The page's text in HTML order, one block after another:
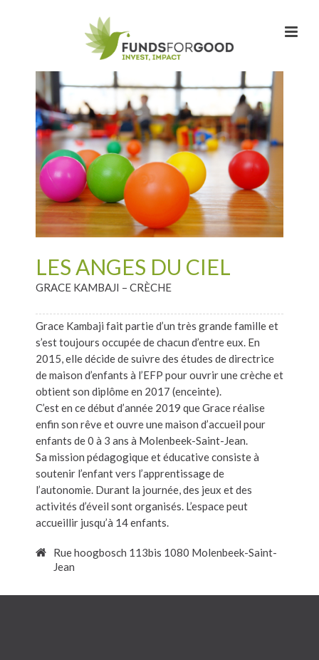
LES ANGES DU CIEL
GRACE KAMBAJI – CRÈCHE
Grace Kambaji fait partie d’un très grande famille et
s’est toujours occupée de chacun d’entre eux. En
2015, elle décide de suivre des études de directrice
de maison d’enfants à l’EFP pour ouvrir une crèche et
obtient son diplôme en 2017 (enceinte).
C’est en ce début d’année 2019 que Grace réalise
enfin son rêve et ouvre une maison d’accueil pour
enfants de 0 à 3 ans à Molenbeek-Saint-Jean.
Sa mission pédagogique et éducative consiste à
soutenir l’enfant vers l’apprentissage de
l’autonomie. Durant la journée, des jeux et des
activités d’éveil sont organisés. L’espace peut
accueillir jusqu’à 14 enfants.
Rue hoogbosch 113bis 1080 Molenbeek-Saint-
Jean